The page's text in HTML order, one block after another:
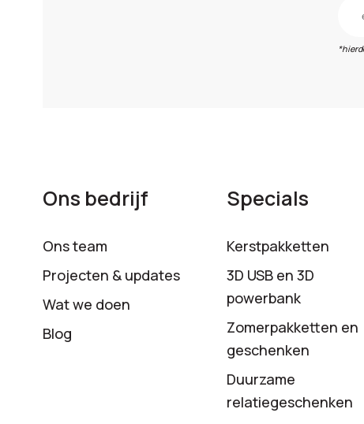
Ons bedrijf
Ons team
Projecten & updates
Wat we doen
Blog
Specials
Kerstpakketten
3D USB en 3D
powerbank
Zomerpakketten en
geschenken
Duurzame
relatiegeschenken